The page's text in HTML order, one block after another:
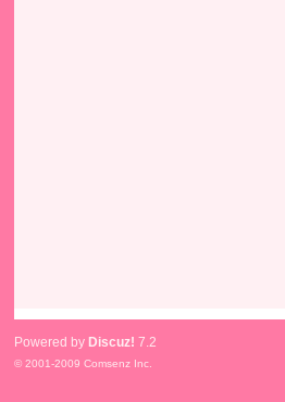
Powered by Discuz! 7.2
© 2001-2009 Comsenz Inc.